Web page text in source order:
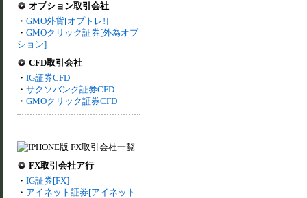
オプション取引会社
・ GMO外貨[オプトレ!]
・ GMOクリック証券[外為オプ
ション]
CFD取引会社
・ IG証券CFD
・ サクソバンク証券CFD
・ GMOクリック証券CFD
FX取引会社ア行
・ IG証券[FX]
・ アイネット証券[アイネット